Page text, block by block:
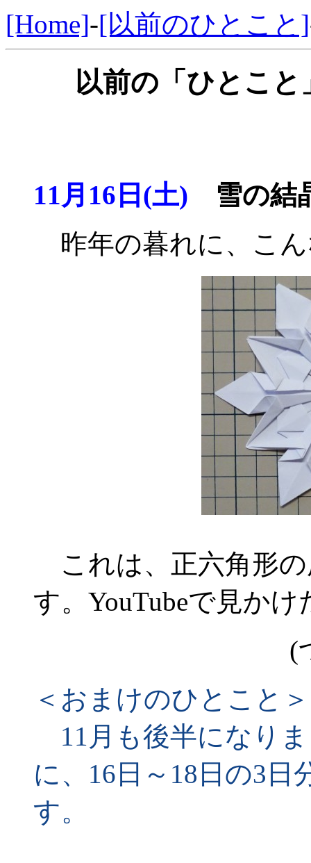
[Home]-[以前のひとこと]
以前の「ひとこ
11月16日(土) 雪の結
昨年の暮れに、こ
これは、正六角形
す。YouTubeで見か
(
＜おまけのひとこと＞
11月も後半になり
に、16日～18日の3
す。